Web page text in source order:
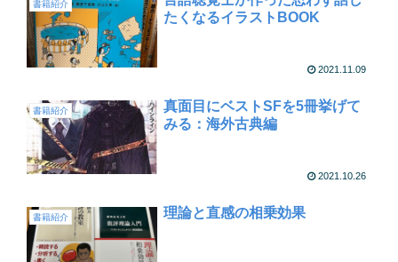
書籍紹介
たくなるイラストBOOK
2021.11.09
書籍紹介
真面目にベストSFを5冊挙げて
みる：海外古典編
2021.10.26
書籍紹介 理論と直感の相乗効果